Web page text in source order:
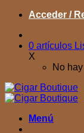
Saltar
contenido
Acceder /
0 artículos
X
No
Menú